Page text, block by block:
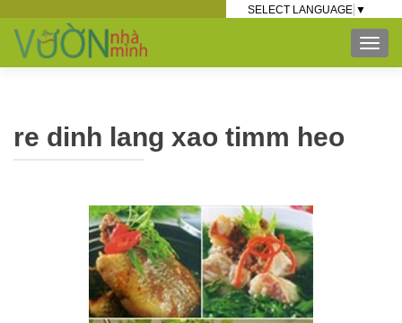
SELECT LANGUAGE ▼
re dinh lang xao timm heo